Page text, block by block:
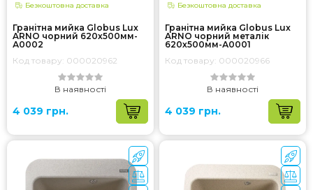
Безкоштовна доставка
Гранітна мийка Globus Lux
ARNO чорний 620х500мм-
А0002
Код товару: 000020962
В наявності
4 039 грн.
Безкоштовна доставка
Гранітна мийка Globus Lux
ARNO чорний металік
620х500мм-А0001
Код товару: 000020966
В наявності
4 039 грн.